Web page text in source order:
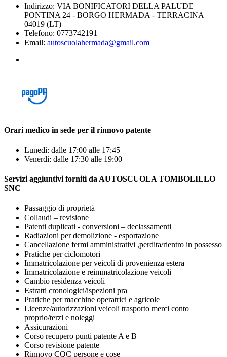
Indirizzo: VIA BONIFICATORI DELLA PALUDE
PONTINA 24 - BORGO HERMADA - TERRACINA
04019 (LT)
Telefono: 0773742191
Email: autoscuolahermada@gmail.com
Orari medico in sede per il rinnovo patente
Lunedì: dalle 17:00 alle 17:45
Venerdì: dalle 17:30 alle 19:00
Servizi aggiuntivi forniti da AUTOSCUOLA TOMBOLILLO
SNC
Passaggio di proprietà
Collaudi – revisione
Patenti duplicati - conversioni – declassamenti
Radiazioni per demolizione - esportazione
Cancellazione fermi amministrativi ,perdita/rientro in possesso
Pratiche per ciclomotori
Immatricolazione per veicoli di provenienza estera
Immatricolazione e reimmatricolazione veicoli
Cambio residenza veicoli
Estratti cronologici/ispezioni pra
Pratiche per macchine operatrici e agricole
Licenze/autorizzazioni veicoli trasporto merci conto
proprio/terzi e noleggi
Assicurazioni
Corso recupero punti patente A e B
Corso revisione patente
Rinnovo CQC persone e cose